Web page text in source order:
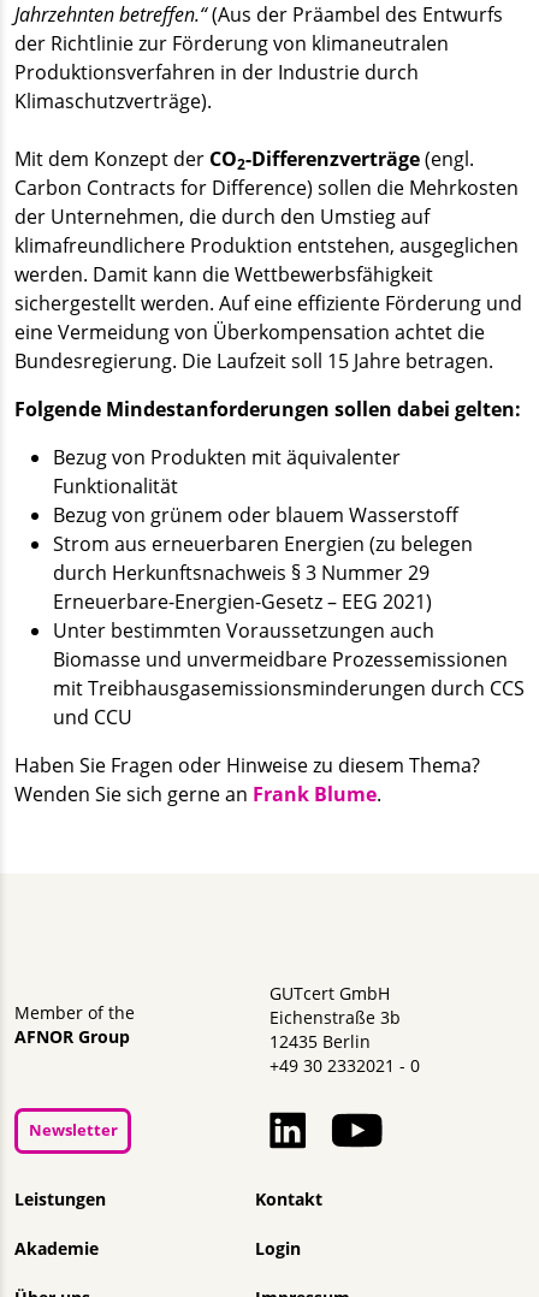
Jahrzehnten betreffen.“(Aus der Präambel des Entwurfs
der Richtlinie zur Förderung von klimaneutralen
Produktionsverfahren in der Industrie durch
Klimaschutzverträge).
Mit dem Konzept der CO2-Differenzverträge(engl.
Carbon Contracts for Difference) sollen die Mehrkosten
der Unternehmen, die durch den Umstieg auf
klimafreundlichere Produktion entstehen, ausgeglichen
werden. Damit kann die Wettbewerbsfähigkeit
sichergestellt werden. Auf eine effiziente Förderung und
eine Vermeidung von Überkompensation achtet die
Bundesregierung. Die Laufzeit soll 15 Jahre betragen.
Folgende Mindestanforderungen sollen dabei gelten:
Bezug von Produkten mit äquivalenter
Funktionalität
Bezug von grünem oder blauem Wasserstoff
Strom aus erneuerbaren Energien (zu belegen
durch Herkunftsnachweis § 3 Nummer 29
Erneuerbare-Energien-Gesetz – EEG 2021)
Unter bestimmten Voraussetzungen auch
Biomasse und unvermeidbare Prozessemissionen
mit Treibhausgasemissionsminderungen durch CCS
und CCU
Haben Sie Fragen oder Hinweise zu diesem Thema?
Wenden Sie sich gerne an Frank Blume.
Member of the
AFNOR Group
GUTcert GmbH
Eichenstraße 3b
12435 Berlin
+49 30 2332021 - 0
Navigation überspringen
Leistungen
Akademie
Kontakt
Login
Newsletter